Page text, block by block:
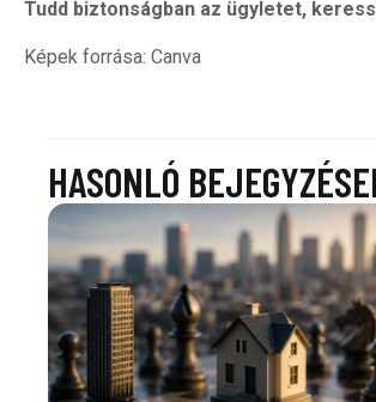
Tudd biztonságban az ügyletet,
Képek forrása: Canva
HASONLÓ